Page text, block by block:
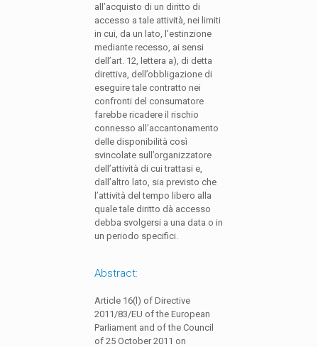
all’acquisto di un diritto di
accesso a tale attività, nei limiti
in cui, da un lato, l’estinzione
mediante recesso, ai sensi
dell’art. 12, lettera a), di detta
direttiva, dell’obbligazione di
eseguire tale contratto nei
confronti del consumatore
farebbe ricadere il rischio
connesso all’accantonamento
delle disponibilità così
svincolate sull’organizzatore
dell’attività di cui trattasi e,
dall’altro lato, sia previsto che
l’attività del tempo libero alla
quale tale diritto dà accesso
debba svolgersi a una data o in
un periodo specifici.
Abstract:
Article 16(l) of Directive
2011/83/EU of the European
Parliament and of the Council
of 25 October 2011 on